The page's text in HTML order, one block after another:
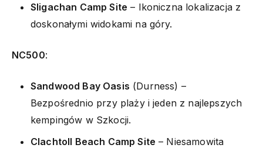
Sligachan Camp Site – Ikoniczna lokalizacja z
doskonałymi widokami na góry.
NC500:
Sandwood Bay Oasis (Durness) –
Bezpośrednio przy plaży i jeden z najlepszych
kempingów w Szkocji.
Clachtoll Beach Camp Site – Niesamowita